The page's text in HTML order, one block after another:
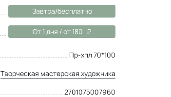
Завтра/бесплатно
От 1 дня / от 180
Пр-хпл 70*100
Творческая мастерская художника
2701075007960